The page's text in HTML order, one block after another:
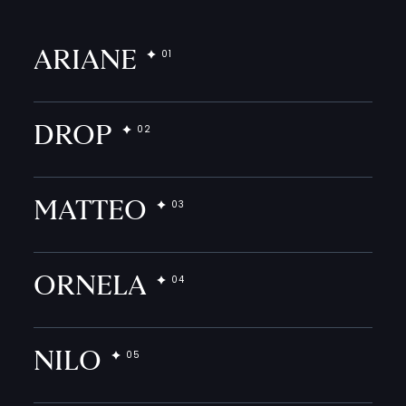
ARIANE
DROP
MATTEO
ORNELA
NILO